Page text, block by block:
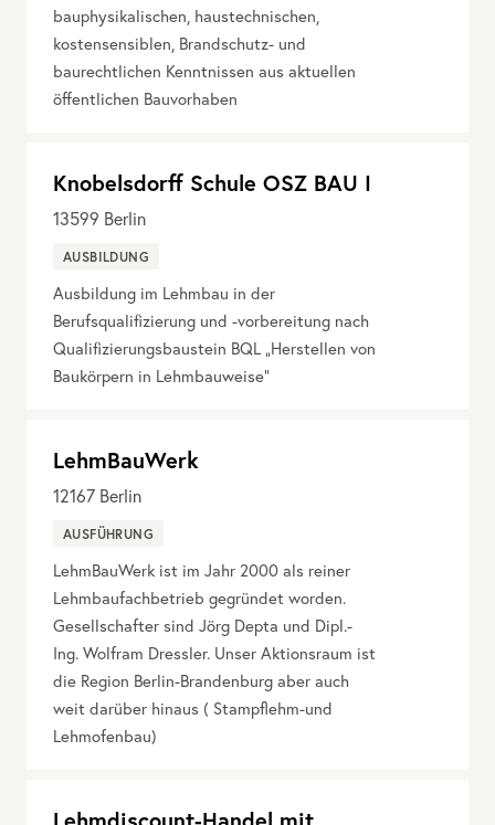
bauphysikalischen, haustechnischen,
kostensensiblen, Brandschutz- und
baurechtlichen Kenntnissen aus aktuellen
öffentlichen Bauvorhaben
Knobelsdorff Schule OSZ BAU I
13599 Berlin
AUSBILDUNG
Ausbildung im Lehmbau in der
Berufsqualifizierung und -vorbereitung nach
Qualifizierungsbaustein BQL „Herstellen von
Baukörpern in Lehmbauweise“
LehmBauWerk
12167 Berlin
AUSFÜHRUNG
LehmBauWerk ist im Jahr 2000 als reiner
Lehmbaufachbetrieb gegründet worden.
Gesellschafter sind Jörg Depta und Dipl.-
Ing. Wolfram Dressler. Unser Aktionsraum ist
die Region Berlin-Brandenburg aber auch
weit darüber hinaus ( Stampflehm-und
Lehmofenbau)